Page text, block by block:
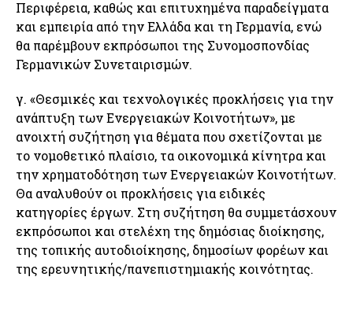
Περιφέρεια, καθώς και επιτυχημένα παραδείγματα
και εμπειρία από την Ελλάδα και τη Γερμανία, ενώ
θα παρέμβουν εκπρόσωποι της Συνομοσπονδίας
Γερμανικών Συνεταιρισμών.
γ. «Θεσμικές και τεχνολογικές προκλήσεις για την
ανάπτυξη των Ενεργειακών Κοινοτήτων», με
ανοιχτή συζήτηση για θέματα που σχετίζονται με
το νομοθετικό πλαίσιο, τα οικονομικά κίνητρα και
την χρηματοδότηση των Ενεργειακών Κοινοτήτων.
Θα αναλυθούν οι προκλήσεις για ειδικές
κατηγορίες έργων. Στη συζήτηση θα συμμετάσχουν
εκπρόσωποι και στελέχη της δημόσιας διοίκησης,
της τοπικής αυτοδιοίκησης, δημοσίων φορέων και
της ερευνητικής/πανεπιστημιακής κοινότητας.